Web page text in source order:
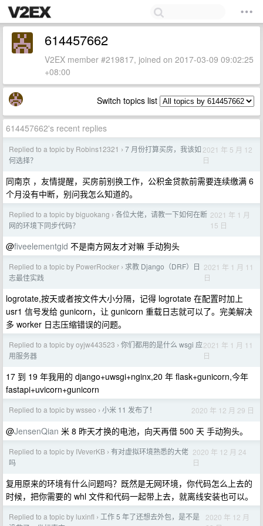
614457662
V2EX member #219817, joined on 2017-03-09 09:02:25
+08:00
Switch topics list
614457662's recent replies
Replied to a topic by Robins12321 › 7 月份打算买房，我该如
何选择？
2021 年 5 月 12
日
同南京 ，友情提醒，买房前别换工作，公积金贷款前需要连续缴满 6
个月没有中断，别问我怎么知道的。
Replied to a topic by biguokang › 各位大佬，请教一下如何在断
网的环境下同步代码？
2021 年 1 月
15 日
@fiveelementgid 不是南方网友才对嘛 手动狗头
Replied to a topic by PowerRocker › 求教 Django（DRF）日
志最佳实践
2021 年 1 月 11
日
logrotate,按天或者按文件大小分隔，记得 logrotate 在配置时加上
usr1 信号发给 gunicorn，让 gunicorn 重载日志就可以了。完美解决
多 worker 日志压缩错误的问题。
Replied to a topic by oyjw443523 › 你们都用的是什么 wsgi 应
用服务器
2021 年 1 月 11
日
17 到 19 年我用的 django+uwsgi+nginx,20 年 flask+gunicorn,今年
fastapi+uvicorn+gunicorn
Replied to a topic by wsseo › 小米 11 发布了！ 2020 年 12 月 29 日
@JensenQian 米 8 昨天才换的电池，向天再借 500 天 手动狗头。
Replied to a topic by IVeverKB › 有对虚拟环境熟悉的大佬
吗
2020 年 12 月 24
日
复用原来的环境有什么问题吗？既然是无网环境，你代码怎么上去的
时候，把你需要的 whl 文件和代码一起带上去，就离线安装也可以。
Replied to a topic by luxinfl › 工作 5 年了还想去外包，是不是
2020 年 12 月